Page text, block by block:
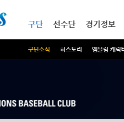
구단
구단소식 히스토리 엠블럼 캐릭
선수단 경기정보